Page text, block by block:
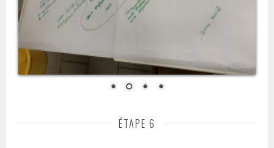
ÉTAPE 6
À partir du 2ème conseil d’établissement, quels grands